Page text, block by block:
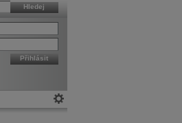
Hledej
Přihlásit